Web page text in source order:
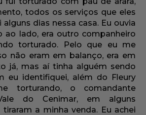
todos os serviços que eles
dias nessa casa. Eu ouvia
ao lado, era outro companheiro
torturado. Pelo que eu me
não eram em balanço, era em
já, mas aí tinha alguém sendo
eu identifiquei, além do Fleury
torturando, o comandante
do Cenimar, em alguns
a minha venda. Eu achei